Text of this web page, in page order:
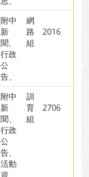
附中
新
聞、
行政
公
告、
網
路
組
2016
附中
新
聞、
行政
公
告、
活動
訓
育
組
2706